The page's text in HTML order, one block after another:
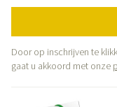
Door op inschrijven te
gaat u akkoord met onze